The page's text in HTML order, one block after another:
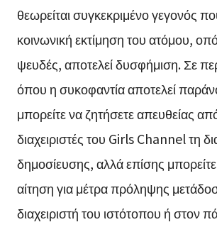
θεωρείται συγκεκριμένο γεγονός
κοινωνική εκτίμηση του ατόμου,
ψευδές, αποτελεί δυσφήμιση. Σε
όπου η συκοφαντία αποτελεί
μπορείτε να ζητήσετε απευθείας
διαχειριστές του Girls Channel τη
δημοσίευσης, αλλά επίσης
αίτηση για μέτρα πρόληψης
διαχειριστή του ιστότοπου ή στον